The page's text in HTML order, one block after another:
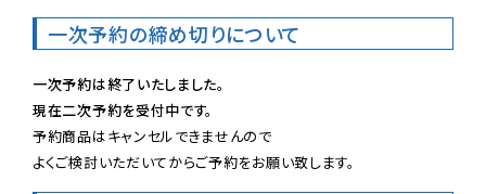
一次予約の締め切りについて
一次予約は終了いたしました。
現在二次予約を受付中です。
予約商品はキャンセルできませんので
よくご検討いただいてからご予約をお願い致します。